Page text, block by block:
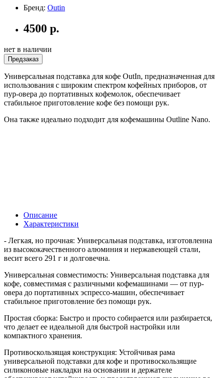
Бренд: Outin
4500 р.
нет в наличии
Предзаказ
Универсальная подставка для кофе OutIn, предназначенная для
использования с широким спектром кофейных приборов, от
пур-овера до портативных кофемолок, обеспечивает
стабильное приготовление кофе без помощи рук.
Она также идеально подходит для кофемашины Outline Nano.
Описание
Характеристики
- Легкая, но прочная: Универсальная подставка, изготовленна
из высококачественного алюминия и нержавеющей стали,
весит всего 291 г и долговечна.
Универсальная совместимость: Универсальная подставка для
кофе, совместимая с различными кофемашинами — от пур-
овера до портативных эспрессо-машин, обеспечивает
стабильное приготовление без помощи рук.
Простая сборка: Быстро и просто собирается или разбирается,
что делает ее идеальной для быстрой настройки или
компактного хранения.
Противоскользящая конструкция: Устойчивая рама
универсальной подставки для кофе и противоскользящие
силиконовые накладки на основании и держателе